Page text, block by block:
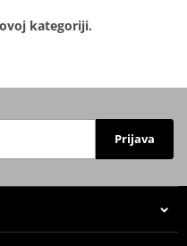
kategoriji.
Prijava